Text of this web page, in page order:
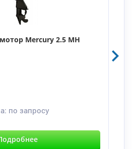
Mercury 2.5 MH
по запросу